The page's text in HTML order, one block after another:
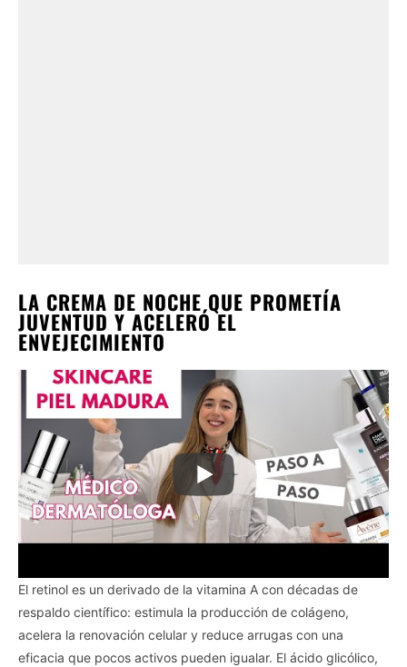
LA CREMA DE NOCHE QUE PROMETÍA
JUVENTUD Y ACELERÓ EL
ENVEJECIMIENTO
El retinol es un derivado de la vitamina A con décadas de
respaldo científico: estimula la producción de colágeno,
acelera la renovación celular y reduce arrugas con una
eficacia que pocos activos pueden igualar. El ácido glicólico,